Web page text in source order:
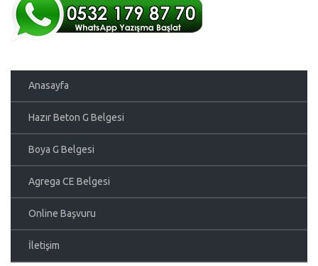
Anasayfa
Hazır Beton G Belgesi
Boya G Belgesi
Agrega CE Belgesi
Online Başvuru
İletişim